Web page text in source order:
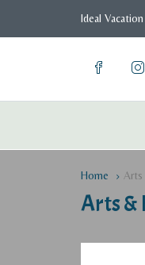
Ideal
Home
Arts &